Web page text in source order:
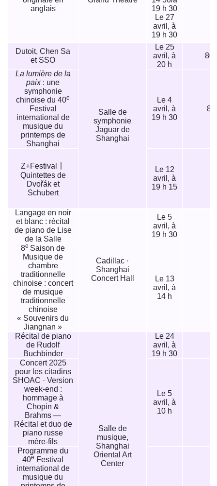
anglais
19 h 30
Le 27
avril, à
19 h 30
Dutoit, Chen Sa
et SSO
Salle de
symphonie
Jaguar de
Shanghai
Le 25
avril, à
20 h
La lumière de la
paix: une
symphonie
chinoise du 40e
Festival
international de
musique du
printemps de
Shanghai
Le 4
avril, à
19 h 30
Z+Festival丨
Quintettes de
Dvořák et
Schubert
Le 12
avril, à
19 h 15
Langage en noir
et blanc : récital
de piano de Lise
de la Salle
Cadillac ·
Shanghai
Concert Hall
Le 5
avril, à
19 h 30
8e Saison de
Musique de
chambre
traditionnelle
chinoise : concert
de musique
traditionnelle
chinoise
« Souvenirs du
Jiangnan »
Le 13
avril, à
14 h
Récital de piano
de Rudolf
Buchbinder
Salle de
musique,
Shanghai
Oriental Art
Center
Le 24
avril, à
19 h 30
Concert 2025
pour les citadins
SHOAC · Version
week-end :
hommage à
Chopin &
Brahms —
Récital et duo de
piano russe
mère-fils
Le 5
avril, à
10 h
Programme du
40e Festival
international de
musique du